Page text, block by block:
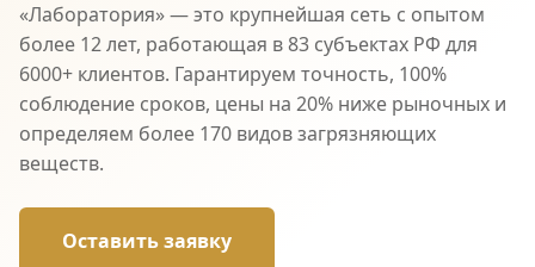
«Лаборатория» — это крупнейшая сеть с опытом
более 12 лет, работающая в 83 субъектах РФ для
6000+ клиентов. Гарантируем точность, 100%
соблюдение сроков, цены на 20% ниже рыночных и
определяем более 170 видов загрязняющих
веществ.
Оставить заявку